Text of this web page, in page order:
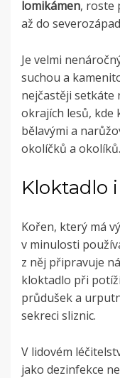
lomikámen, roste
až do
Je velmi
suchou a
nejčastěji setkáte
okrajích lesů, kde
bělavými a
okolíčků a okolíků.
Kloktadlo
Kořen, který má
v minulosti
z něj připravuje
kloktadlo při
průdušek a
sekreci sliznic.
V lidovém
jako dezinfekce